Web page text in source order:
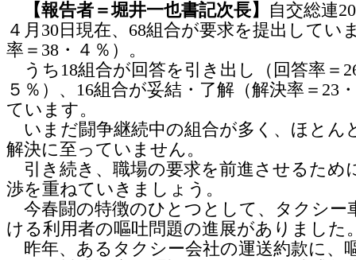
【報告者＝堀井一也書記次長】
自交総連
４月30日現在、68組合が要求を提出してい
率＝38・４％）。
うち18組合が回答を引き出し（回答率＝
５％）、16組合が妥結・了解（解決率＝23
ています。
いまだ闘争継続中の組合が多く、ほとん
解決に至っていません。
引き続き、職場の要求を前進させるため
渉を重ねていきましょう。
今春闘の特徴のひとつとして、タクシー
ける利用者の嘔吐問題の進展がありました
昨年、あるタクシー会社の運送約款に、